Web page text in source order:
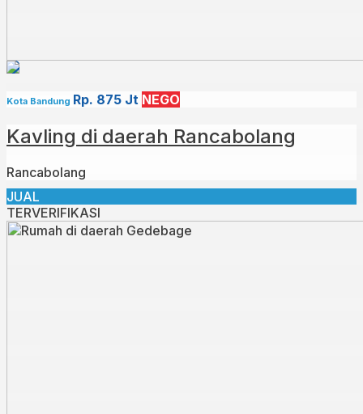
Kota Bandung Rp. 875 Jt NEGO
Kavling di daerah Rancabolang
Rancabolang
JUAL
TERVERIFIKASI